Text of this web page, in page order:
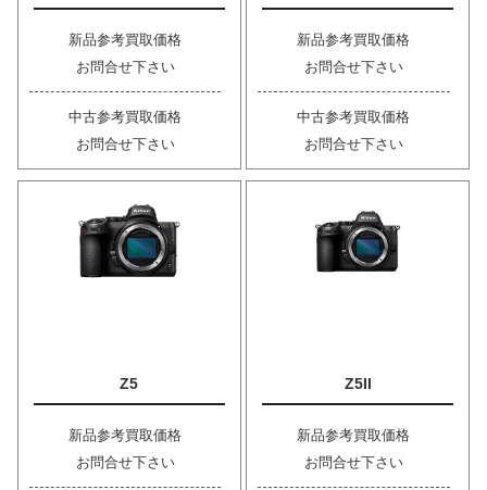
新品参考買取価格
お問合せ下さい
中古参考買取価格
お問合せ下さい
新品参考買取価格
お問合せ下さい
中古参考買取価格
お問合せ下さい
Z5
新品参考買取価格
お問合せ下さい
Z5II
新品参考買取価格
お問合せ下さい